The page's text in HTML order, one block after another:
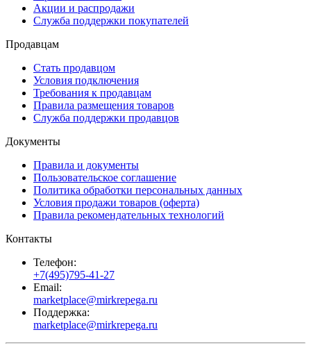
Акции и распродажи
Служба поддержки покупателей
Продавцам
Стать продавцом
Условия подключения
Требования к продавцам
Правила размещения товаров
Служба поддержки продавцов
Документы
Правила и документы
Пользовательское соглашение
Политика обработки персональных данных
Условия продажи товаров (оферта)
Правила рекомендательных технологий
Контакты
Телефон:
+7(495)795-41-27
Email:
marketplace@mirkrepega.ru
Поддержка:
marketplace@mirkrepega.ru